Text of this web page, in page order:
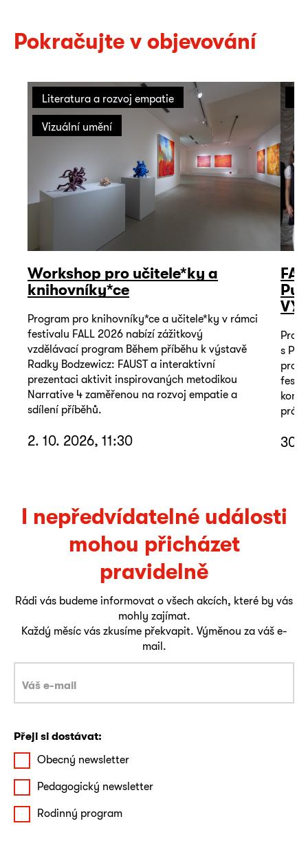
Pokračujte v objevování
Literatura a rozvoj empatie
Vizuální umění
Workshop pro učitele*ky a
knihovníky*ce
Program pro knihovníky*ce a učitele*ky v rámci
festivalu FALL 2026 nabízí zážitkový
vzdělávací program Během příběhu k výstavě
Radky Bodzewicz: FAUST a interaktivní
prezentaci aktivit inspirovaných metodikou
Narrative 4 zaměřenou na rozvoj empatie a
sdílení příběhů.
2. 10. 2026, 11:30
s
30.
I nepředvídatelné události
mohou přicházet
pravidelně
Rádi vás budeme informovat o všech akcích, které by vás
mohly zajímat.
Každý měsíc vás zkusíme překvapit. Výměnou za váš e-
mail.
Přeji si dostávat:
Obecný newsletter
Pedagogický newsletter
Rodinný program